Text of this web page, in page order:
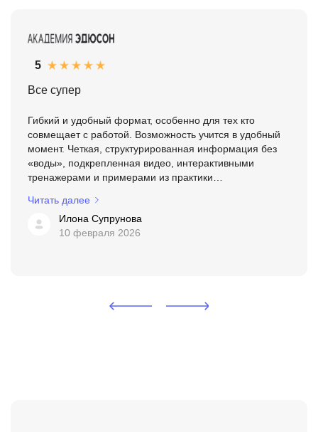
5
Все супер
Гибкий и удобный формат, особенно для тех кто
совмещает с работой. Возможность учится в удобный
момент. Четкая, структурированная информация без
«воды», подкрепленная видео, интерактивными
тренажерами и примерами из практики
Читать далее
Илона Супрунова
10 февраля 2026